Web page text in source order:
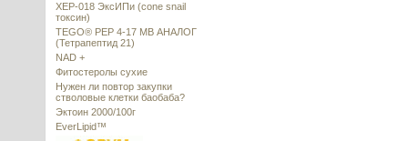
XEP-018 ЭксИПи (cone snail
токсин)
TEGO® PEP 4-17 MB АНАЛОГ
(Тетрапептид 21)
NAD +
Фитостеролы сухие
Нужен ли повтор закупки
стволовые клетки баобаба?
Эктоин 2000/100г
EverLipid™